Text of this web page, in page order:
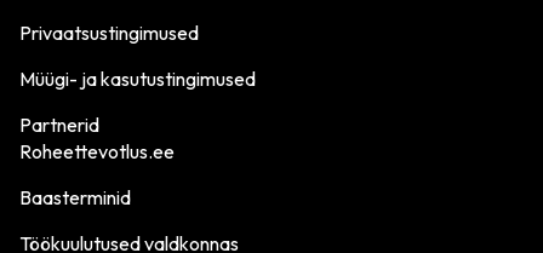
Privaatsustingimused
Müügi- ja kasutustingimused
Partnerid
Roheettevotlus.ee
Baasterminid
Töökuulutused valdkonnas